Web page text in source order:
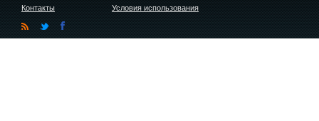
Контакты
Условия использования